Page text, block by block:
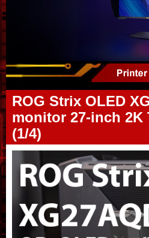
ROG Strix OLED
monitor 27-inch
(1/4)